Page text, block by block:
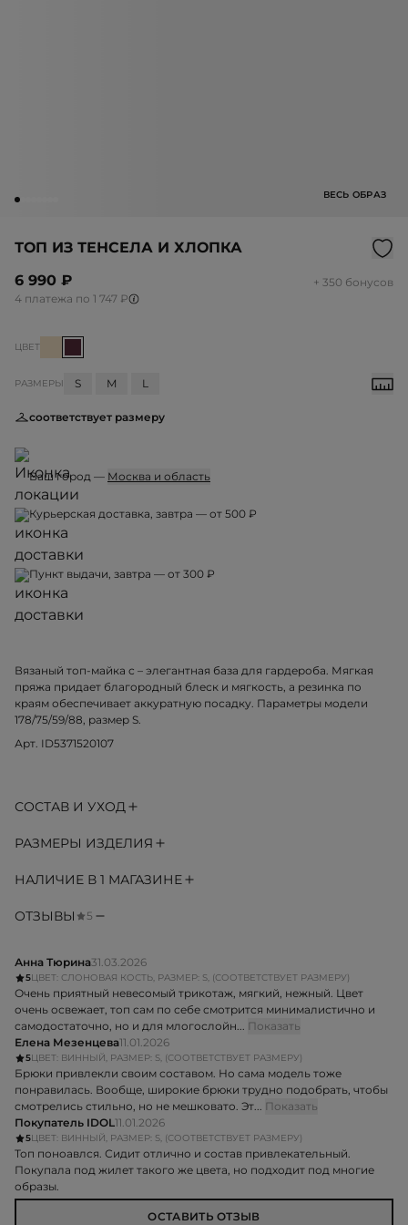
ВЕСЬ ОБРАЗ
ТОП ИЗ ТЕНСЕЛА И ХЛОПКА
6 990 ₽
+ 350 бонусов
4 платежа по 1 747 ₽
ЦВЕТ
РАЗМЕРЫ S M L
соответствует размеру
Ваш город — Москва и область
Курьерская доставка, завтра — от 500 ₽
Пункт выдачи, завтра — от 300 ₽
Вязаный топ-майка с – элегантная база для гардероба. Мягкая
пряжа придает благородный блеск и мягкость, а резинка по
краям обеспечивает аккуратную посадку. Параметры модели
178/75/59/88, размер S.
Арт. ID5371520107
СОСТАВ И УХОД
РАЗМЕРЫ ИЗДЕЛИЯ
НАЛИЧИЕ В 1 МАГАЗИНЕ
ОТЗЫВЫ 5
Анна Тюрина31.03.2026
5ЦВЕТ: СЛОНОВАЯ КОСТЬ, РАЗМЕР: S, (СООТВЕТСТВУЕТ РАЗМЕРУ)
Очень приятный невесомый трикотаж, мягкий, нежный. Цвет
очень освежает, топ сам по себе смотрится минималистично и
самодостаточно, но и для млогослойн... Показать
Елена Мезенцева11.01.2026
5ЦВЕТ: ВИННЫЙ, РАЗМЕР: S, (СООТВЕТСТВУЕТ РАЗМЕРУ)
Брюки привлекли своим составом. Но сама модель тоже
понравилась. Вообще, широкие брюки трудно подобрать, чтобы
смотрелись стильно, но не мешковато. Эт... Показать
Покупатель IDOL11.01.2026
5ЦВЕТ: ВИННЫЙ, РАЗМЕР: S, (СООТВЕТСТВУЕТ РАЗМЕРУ)
Топ поноавлся. Сидит отлично и состав привлекательный.
Покупала под жилет такого же цвета, но подходит под многие
образы.
ОСТАВИТЬ ОТЗЫВ